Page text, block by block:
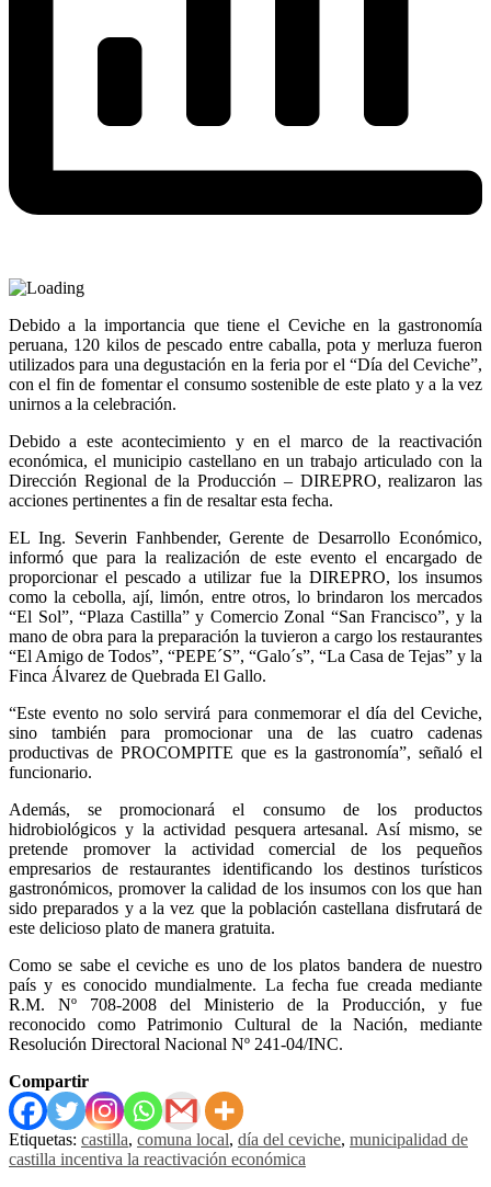
Debido a la importancia que tiene el Ceviche en la gastronomía
peruana, 120 kilos de pescado entre caballa, pota y merluza fueron
utilizados para una degustación en la feria por el “Día del Ceviche”,
con el fin de fomentar el consumo sostenible de este plato y a la vez
unirnos a la celebración.
Debido a este acontecimiento y en el marco de la reactivación
económica, el municipio castellano en un trabajo articulado con la
Dirección Regional de la Producción – DIREPRO, realizaron las
acciones pertinentes a fin de resaltar esta fecha.
EL Ing. Severin Fanhbender, Gerente de Desarrollo Económico,
informó que para la realización de este evento el encargado de
proporcionar el pescado a utilizar fue la DIREPRO, los insumos
como la cebolla, ají, limón, entre otros, lo brindaron los mercados
“El Sol”, “Plaza Castilla” y Comercio Zonal “San Francisco”, y la
mano de obra para la preparación la tuvieron a cargo los restaurantes
“El Amigo de Todos”, “PEPE´S”, “Galo´s”, “La Casa de Tejas” y la
Finca Álvarez de Quebrada El Gallo.
“Este evento no solo servirá para conmemorar el día del Ceviche,
sino también para promocionar una de las cuatro cadenas
productivas de PROCOMPITE que es la gastronomía”, señaló el
funcionario.
Además, se promocionará el consumo de los productos
hidrobiológicos y la actividad pesquera artesanal. Así mismo, se
pretende promover la actividad comercial de los pequeños
empresarios de restaurantes identificando los destinos turísticos
gastronómicos, promover la calidad de los insumos con los que han
sido preparados y a la vez que la población castellana disfrutará de
este delicioso plato de manera gratuita.
Como se sabe el ceviche es uno de los platos bandera de nuestro
país y es conocido mundialmente. La fecha fue creada mediante
R.M. Nº 708-2008 del Ministerio de la Producción, y fue
reconocido como Patrimonio Cultural de la Nación, mediante
Resolución Directoral Nacional Nº 241-04/INC.
Compartir
Etiquetas: castilla, comuna local, día del ceviche, municipalidad de
castilla incentiva la reactivación económica